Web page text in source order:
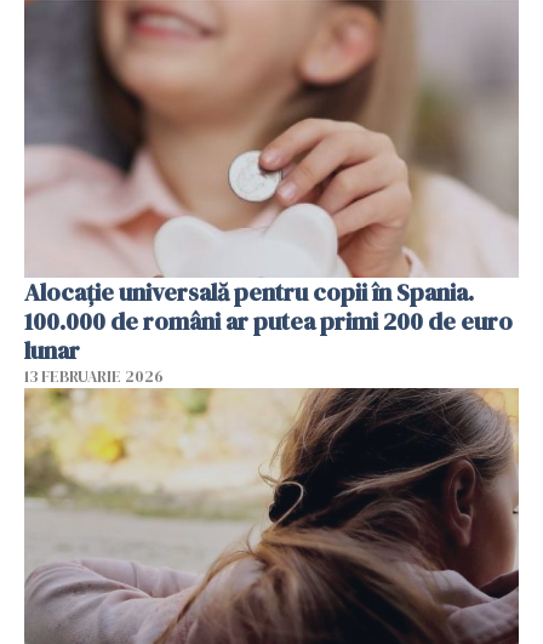
Alocație universală pentru copii în Spania.
100.000 de români ar putea primi 200 de euro
lunar
13 FEBRUARIE 2026